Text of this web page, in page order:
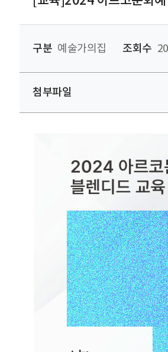
구분 예술가의집 조회수
첨부파일